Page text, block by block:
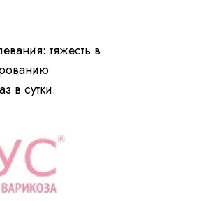
тяжесть в
в сутки.